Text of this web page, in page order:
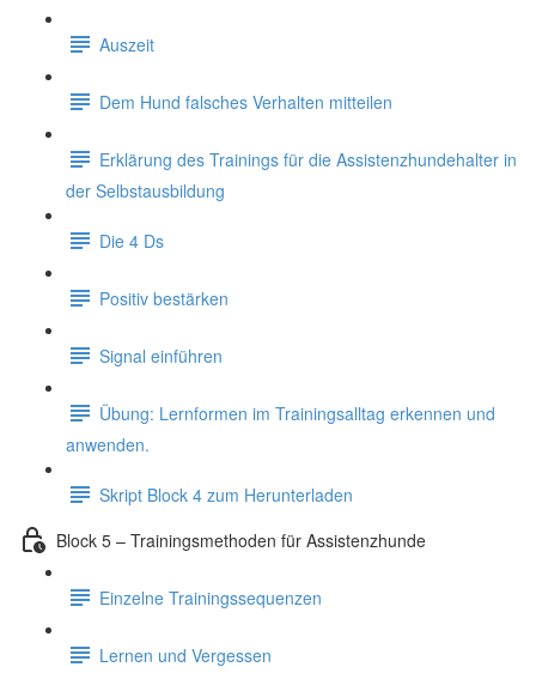
Auszeit
Dem Hund falsches Verhalten mitteilen
Erklärung des Trainings für die Assistenzhundehalter in
der Selbstausbildung
Die 4 Ds
Positiv bestärken
Signal einführen
Übung: Lernformen im Trainingsalltag erkennen und
anwenden.
Skript Block 4 zum Herunterladen
Block 5 – Trainingsmethoden für Assistenzhunde
Einzelne Trainingssequenzen
Lernen und Vergessen